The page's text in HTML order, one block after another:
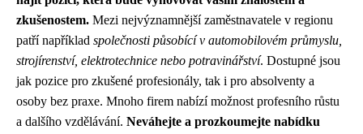
zkušenostem. Mezi nejvýznamnější zaměstnavatele v regionu
patří například společnosti působící v automobilovém průmyslu,
strojírenství, elektrotechnice nebo potravinářství. Dostupné jsou
jak pozice pro zkušené profesionály, tak i pro absolventy a
osoby bez praxe. Mnoho firem nabízí možnost profesního růstu
a dalšího vzdělávání. Neváhejte a prozkoumejte nabídku